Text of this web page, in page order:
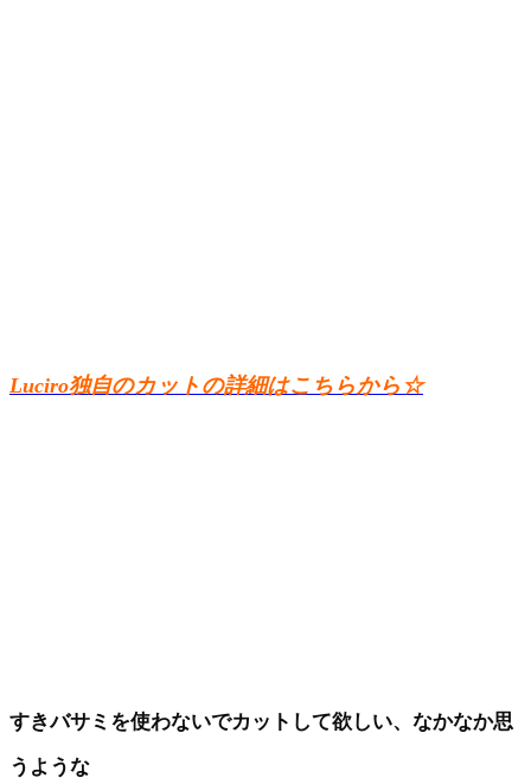
Luciro独自のカットの詳細はこちらから☆
すきバサミを使わないでカットして欲しい、なかなか思
うような